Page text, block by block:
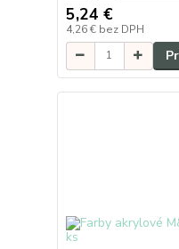
5,24 €
4,26 € bez DPH